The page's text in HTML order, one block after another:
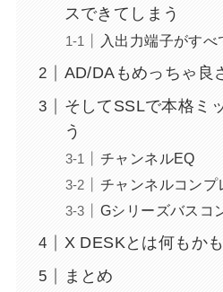
スできてしまう
入出力端子がすべ
AD/DAもめっちゃ良
そしてSSLで本格ミ
う
チャンネルEQ
チャンネルコンプ
Gシリーズバスコ
X DESKとは何もか
まとめ